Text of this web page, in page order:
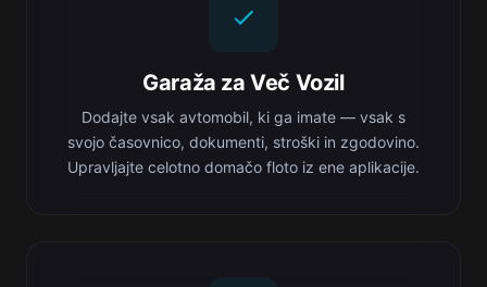
Garaža za Več Vozil
Dodajte vsak avtomobil, ki ga imate — vsak s
svojo časovnico, dokumenti, stroški in zgodovino.
Upravljajte celotno domačo floto iz ene aplikacije.